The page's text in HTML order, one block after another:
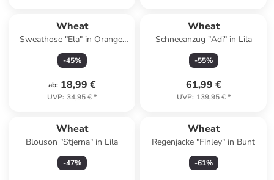
Wheat
Sweathose "Ela" in Orange/
Hellblau
-45%
ab: 18,99 €
UVP: 34,95 €*
Wheat
Schneeanzug "Adi" in Lila
-55%
61,99 €
UVP: 139,95 €*
Wheat
Blouson "Stjerna" in Lila
-47%
Wheat
Regenjacke "Finley" in Bunt
-61%